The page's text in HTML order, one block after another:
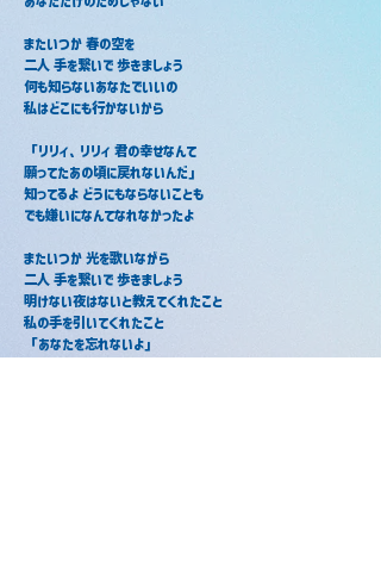
またいつか 春の空を
二人 手を繋いで 歩きましょう
何も知らないあなたでいいの
私はどこにも行かないから
「リリィ、リリィ 君の幸せなんて
願ってたあの頃に戻れないんだ」
知ってるよ どうにもならないことも
でも嫌いになんてなれなかったよ
またいつか 光を歌いながら
二人 手を繋いで 歩きましょう
明けない夜はないと教えてくれたこと
私の手を引いてくれたこと
「あなたを忘れないよ」